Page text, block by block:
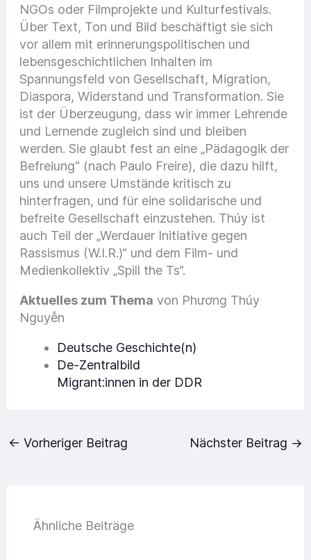
NGOs oder Filmprojekte und Kulturfestivals.
Über Text, Ton und Bild beschäftigt sie sich
vor allem mit erinnerungspolitischen und
lebensgeschichtlichen Inhalten im
Spannungsfeld von Gesellschaft, Migration,
Diaspora, Widerstand und Transformation. Sie
ist der Überzeugung, dass wir immer Lehrende
und Lernende zugleich sind und bleiben
werden. Sie glaubt fest an eine „Pädagogik der
Befreiung“ (nach Paulo Freire), die dazu hilft,
uns und unsere Umstände kritisch zu
hinterfragen, und für eine solidarische und
befreite Gesellschaft einzustehen. Thúy ist
auch Teil der „Werdauer Initiative gegen
Rassismus (W.I.R.)“ und dem Film- und
Medienkollektiv „Spill the Ts“.
Aktuelles zum Thema von Phương Thúy
Nguyễn
Deutsche Geschichte(n)
De-Zentralbild
Migrant:innen in der DDR
← Vorheriger Beitrag Nächster Beitrag →
Ähnliche Beiträge